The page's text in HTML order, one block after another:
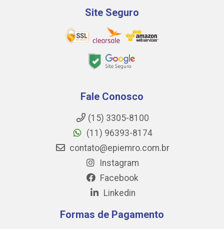
Site Seguro
Fale Conosco
(15) 3305-8100
(11) 96393-8174
contato@epiemro.com.br
Instagram
Facebook
Linkedin
Formas de Pagamento